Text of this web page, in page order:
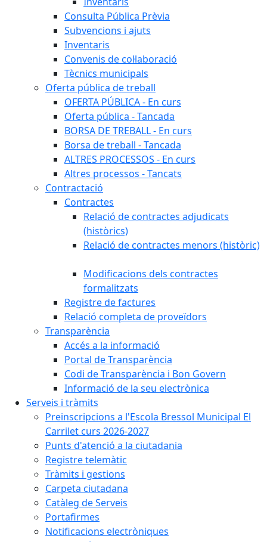
Consulta Pública Prèvia
Subvencions i ajuts
Inventaris
Convenis de col·laboració
Tècnics municipals
Oferta pública de treball
OFERTA PÚBLICA - En curs
Oferta pública - Tancada
BORSA DE TREBALL - En curs
Borsa de treball - Tancada
ALTRES PROCESSOS - En curs
Altres processos - Tancats
Contractació
Contractes
Relació de contractes adjudicats
(històrics)
Relació de contractes menors (històric)
Modificacions dels contractes
formalitzats
Registre de factures
Relació completa de proveïdors
Transparència
Accés a la informació
Portal de Transparència
Codi de Transparència i Bon Govern
Informació de la seu electrònica
Serveis i tràmits
Preinscripcions a l'Escola Bressol Municipal El
Carrilet curs 2026-2027
Punts d'atenció a la ciutadania
Registre telemàtic
Tràmits i gestions
Carpeta ciutadana
Catàleg de Serveis
Portafirmes
Notificacions electròniques